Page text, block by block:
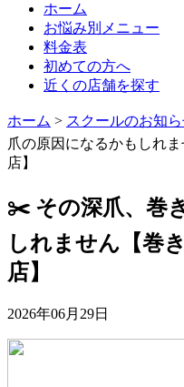
ホーム
お悩み別メニュー
料金表
初めての方へ
近くの店舗を探す
ホーム > スクールのお知
爪の原因になるかもしれ
店】
✂️ その深爪、巻
しれません【巻
店】
2026年06月29日